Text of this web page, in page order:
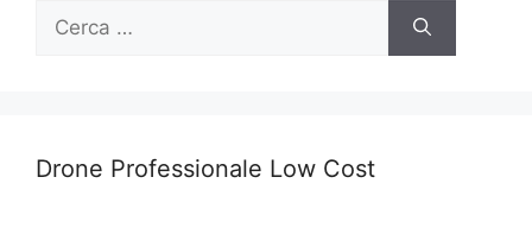
Ricerca
Drone Professionale Low Cost